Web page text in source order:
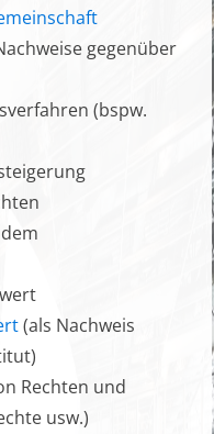
gegenüber
(bspw.
(als Nachweis
Rechten und
usw.)